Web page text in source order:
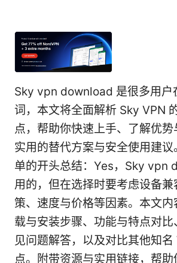
Sky vpn download 是很多用户
词，本文将全面解析 Sky VPN
点，帮助你快速上手、了解优
实用的替代方案与安全使用建
单的开头总结：Yes，Sky vpn
用的，但在选择时要考虑设备
策、速度与价格等因素。本文
载与安装步骤、功能与特点对
见问题解答，以及对比其他知名
点。附带资源与实用链接，帮